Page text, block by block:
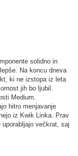
solidno in
Na koncu dneva
ki ne izstopa iz leta
jih bo ljubil.
Medium.
hitro menjavanje
iz Kwik Linka. Prav
večkrat, saj